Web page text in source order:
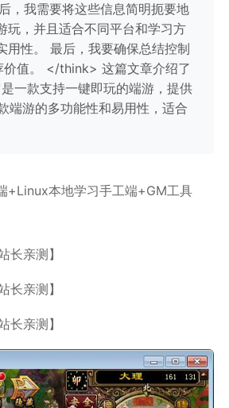
，我需要将这些信息简明扼要地
玩，并且适合不同平台和学习方
用性。 最后，我要确保总结控制
价值。 </think> 这篇文章介绍了
一款支持一键即玩的端游，提供
端游的多功能性和易用性，适合
+Linux本地学习手工端+GM工具